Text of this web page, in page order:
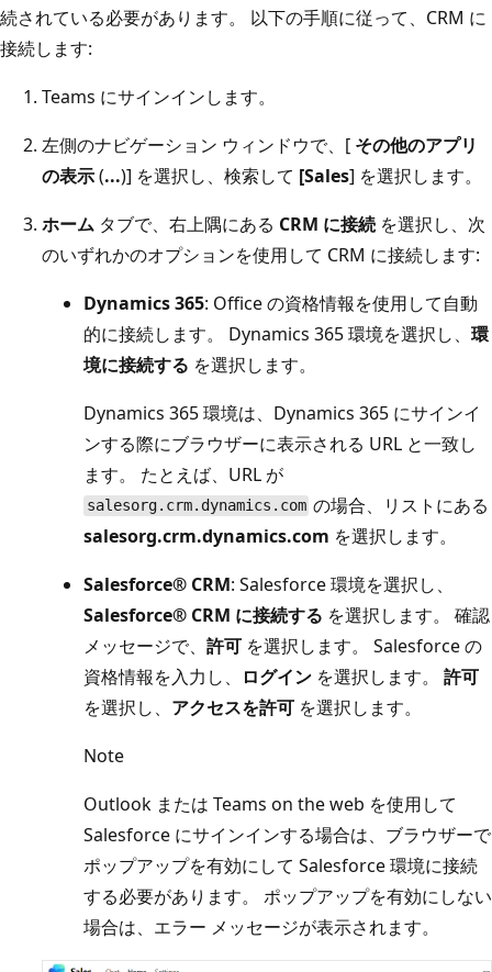
続されている必要があります。 以下の手順に従って、CRM に
接続します:
Teams にサインインします。
左側のナビゲーション ウィンドウで、[ その他のアプリ
の表示(...)] を選択し、検索して [Sales] を選択します。
ホーム タブで、右上隅にある CRM に接続 を選択し、次
のいずれかのオプションを使用して CRM に接続します:
Dynamics 365: Office の資格情報を使用して自動
的に接続します。 Dynamics 365 環境を選択し、 環
境に接続する を選択します。
Dynamics 365 環境は、Dynamics 365 にサインイ
ンする際にブラウザーに表示される URL と一致し
ます。 たとえば、URL が
salesorg.crm.dynamics.com の場合、リストにある
salesorg.crm.dynamics.com を選択します。
Salesforce® CRM: Salesforce 環境を選択し、
Salesforce® CRM に接続する を選択します。 確認
メッセージで、 許可 を選択します。 Salesforce の
資格情報を入力し、
ログイン を選択します。 許可
を選択し、 アクセスを許可 を選択します。
Note
Outlook または Teams on the web を使用して
Salesforce にサインインする場合は、ブラウザーで
ポップアップを有効にして Salesforce 環境に接続
する必要があります。 ポップアップを有効にしない
場合は、エラー メッセージが表示されます。